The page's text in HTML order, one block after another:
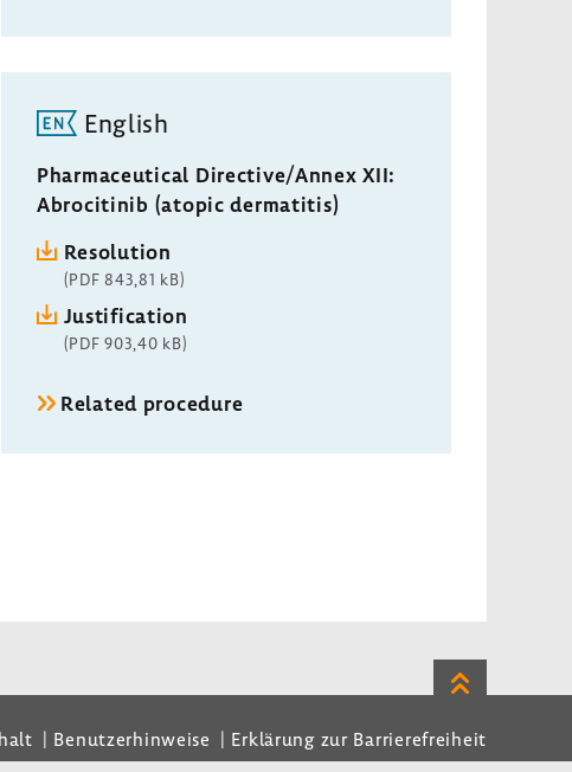
English
Pharmaceutical Directive/Annex XII:
Abrocitinib (atopic dermatitis)
Resolution
(PDF 843,81 kB)
Justification
(PDF 903,40 kB)
Related procedure
Zum
Benutzerhinweise Erklärung zur Barrierefreiheit